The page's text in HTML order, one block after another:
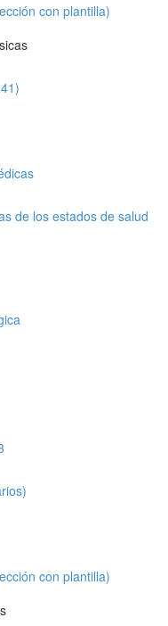
con plantilla)
de los estados de salud
con plantilla)